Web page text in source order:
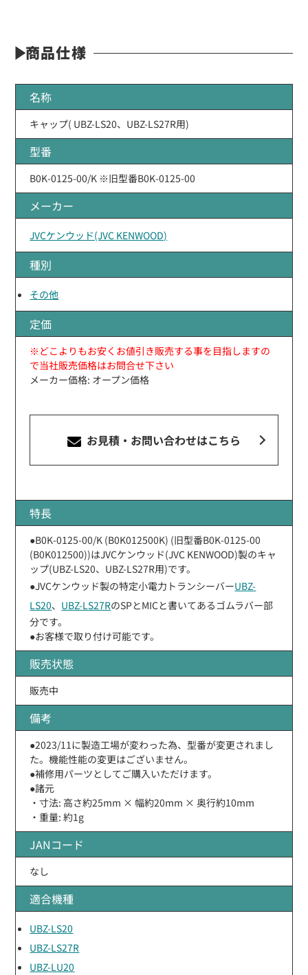
商品仕様
名称
キャップ( UBZ-LS20、UBZ-LS27R用)
型番
B0K-0125-00/K ※旧型番B0K-0125-00
メーカー
JVCケンウッド(JVC KENWOOD)
種別
その他
定価
※どこよりもお安くお値引き販売する事を目指しますの
で当社販売価格はお問合せ下さい
メーカー価格: オープン価格
お見積・お問い合わせはこちら
特長
●B0K-0125-00/K (B0K012500K) (旧型番B0K-0125-00
(B0K012500))はJVCケンウッド(JVC KENWOOD)製のキャ
ップ(UBZ-LS20、UBZ-LS27R用)です。
●JVCケンウッド製の特定小電力トランシーバーUBZ-
LS20、 UBZ-LS27RのSPとMICと書いてあるゴムラバー部
分です。
●お客様で取り付け可能です。
販売状態
販売中
備考
●2023/11に製造工場が変わった為、型番が変更されまし
た。機能性能の変更はございません。
●補修用パーツとしてご購入いただけます。
●諸元
・寸法: 高さ約25mm × 幅約20mm × 奥行約10mm
・重量: 約1g
JANコード
なし
適合機種
UBZ-LS20
UBZ-LS27R
UBZ-LU20